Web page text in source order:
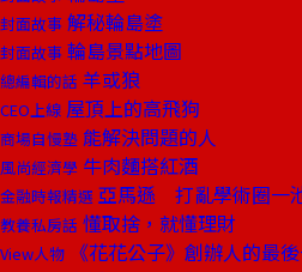
封面故事 解秘輪島塗
封面故事 輪島景點地圖
總編輯的話 羊或狼
CEO上線 屋頂上的高飛狗
商場自慢塾 能解決問題的人
風尚經濟學 牛肉麵搭紅酒
金融時報精選 亞馬遜 打亂學術圈一
教養私房話 懂取捨，就懂理財
View人物 《花花公子》創辦人的最後